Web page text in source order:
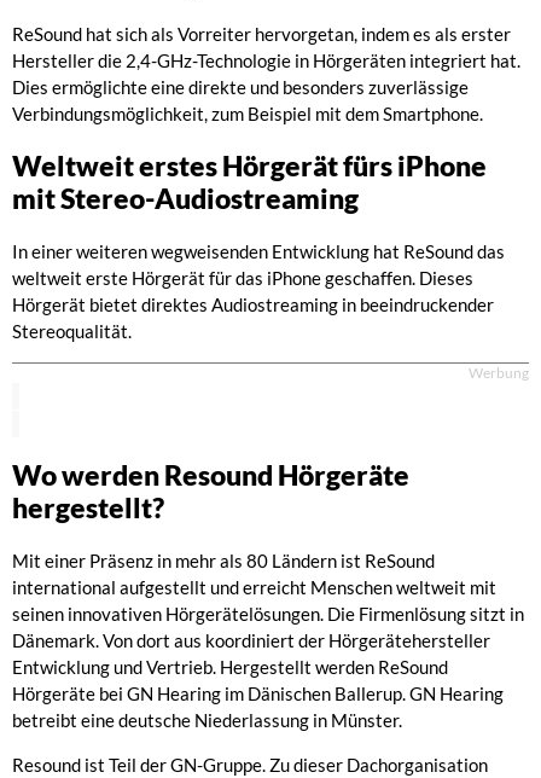
ReSound hat sich als Vorreiter hervorgetan, indem es als erster
Hersteller die 2,4-GHz-Technologie in Hörgeräten integriert hat.
Dies ermöglichte eine direkte und besonders zuverlässige
Verbindungsmöglichkeit, zum Beispiel mit dem Smartphone.
Weltweit erstes Hörgerät fürs iPhone
mit Stereo-Audiostreaming
In einer weiteren wegweisenden Entwicklung hat ReSound das
weltweit erste Hörgerät für das iPhone geschaffen. Dieses
Hörgerät bietet direktes Audiostreaming in beeindruckender
Stereoqualität.
Werbung
Wo werden Resound Hörgeräte
hergestellt?
Mit einer Präsenz in mehr als 80 Ländern ist ReSound
international aufgestellt und erreicht Menschen weltweit mit
seinen innovativen Hörgerätelösungen. Die Firmenlösung sitzt in
Dänemark. Von dort aus koordiniert der Hörgerätehersteller
Entwicklung und Vertrieb. Hergestellt werden ReSound
Hörgeräte bei GN Hearing im Dänischen Ballerup. GN Hearing
betreibt eine deutsche Niederlassung in Münster.
Resound ist Teil der GN-Gruppe. Zu dieser Dachorganisation